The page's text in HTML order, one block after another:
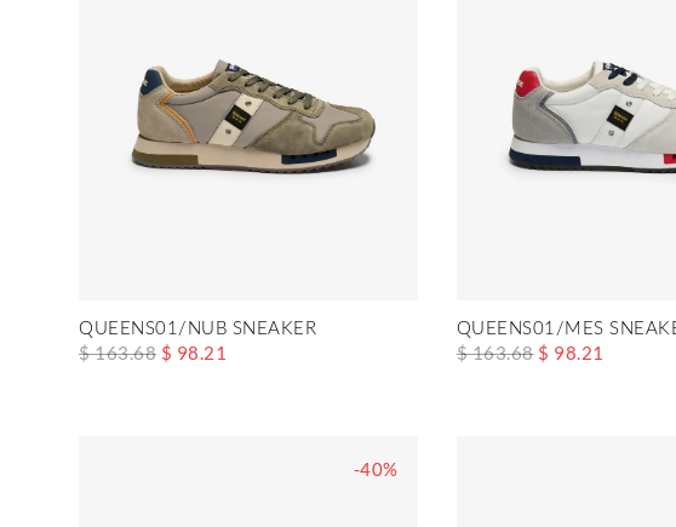
QUEENS01/NUB SNEAKER
$ 163.68 $ 98.21
QUEENS01/MES
$ 163.68 $ 98.21
-40%